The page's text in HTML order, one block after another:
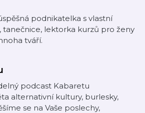
podnikatelka s vlastní
tanečnice, lektorka kurzů pro ženy
tváří.
podcast Kabaretu
alternativní kultury, burlesky,
se na Vaše poslechy,